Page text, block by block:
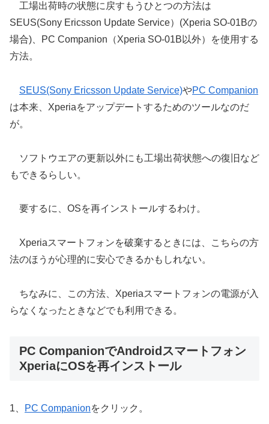
工場出荷時の状態に戻すもうひとつの方法は
SEUS(Sony Ericsson Update Service）(Xperia SO-01Bの
場合)、PC Companion（Xperia SO-01B以外）を使用する
方法。
SEUS(Sony Ericsson Update Service)やPC Companion
は本来、Xperiaをアップデートするためのツールなのだ
が。
ソフトウエアの更新以外にも工場出荷状態への復旧など
もできるらしい。
要するに、OSを再インストールするわけ。
Xperiaスマートフォンを破棄するときには、こちらの方
法のほうが心理的に安心できるかもしれない。
ちなみに、この方法、Xperiaスマートフォンの電源が入
らなくなったときなどでも利用できる。
PC CompanionでAndroidスマートフォン
XperiaにOSを再インストール
1、 PC Companionをクリック。